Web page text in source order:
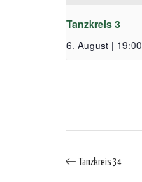
Tanzkreis 3
6. August | 19:00
Tanzkreis 34